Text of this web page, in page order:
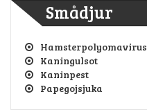
Smådjur
Hamsterpolyomavirus
Kaningulsot
Kaninpest
Papegojsjuka